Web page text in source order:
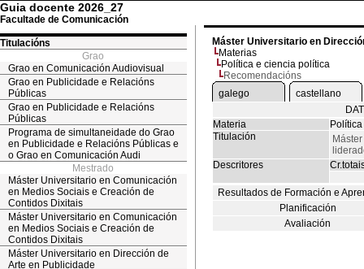
Guia docente 2026_27
Facultade de Comunicación
Titulacións
Grao
Grao en Comunicación Audiovisual
Grao en Publicidade e Relacións
Públicas
Grao en Publicidade e Relacións
Públicas
Programa de simultaneidade do Grao
en Publicidade e Relacións Públicas e
o Grao en Comunicación Audi
Mestrado
Máster Universitario en Comunicación
en Medios Sociais e Creación de
Contidos Dixitais
Máster Universitario en Comunicación
en Medios Sociais e Creación de
Contidos Dixitais
Máster Universitario en Dirección de
Arte en Publicidade
Máster Universitario en
Materias
Política e ciencia política
Recomendacións
galego
castellano
Materia
Titulación
Descritores
Resultados de Formación e
Planificación
Avaliación